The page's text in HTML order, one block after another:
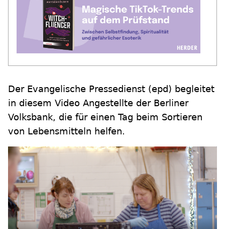
Der Evangelische Pressedienst (epd) begleitet
in diesem Video Angestellte der Berliner
Volksbank, die für einen Tag beim Sortieren
von Lebensmitteln helfen.